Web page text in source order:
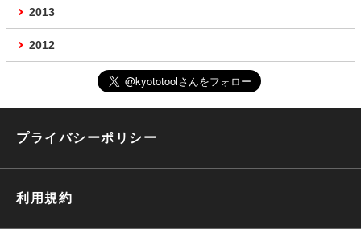
2013
2012
プライバシーポリシー
利用規約